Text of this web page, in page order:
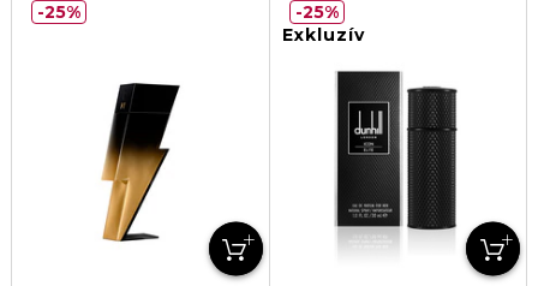
25%
Exkluzív
25%